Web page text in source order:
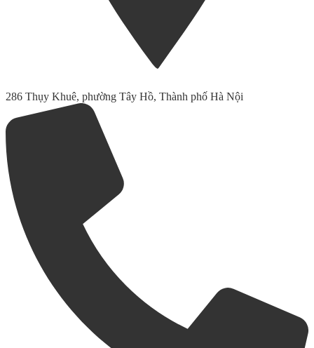
286 Thụy Khuê, phường Tây Hồ, Thành phố Hà Nội